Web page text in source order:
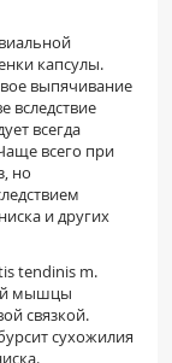
капсулы.
выпячивание
вследствие
всегда
всего при
но
и других
tendinis m.
мышцы
связкой.
сухожилия